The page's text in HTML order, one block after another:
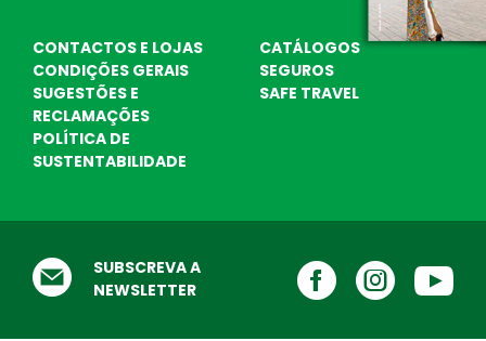
Escolha o seu destino de praia ! Nós
ajudamos ...
Testemunhos
O que dizem de nós
CONTACTOS E LOJAS
CATÁLOGOS
CONDIÇÕES GERAIS
SEGUROS
SUGESTÕES E
RECLAMAÇÕES
SAFE TRAVEL
POLÍTICA DE
SUSTENTABILIDADE
SUBSCREVA A
NEWSLETTER